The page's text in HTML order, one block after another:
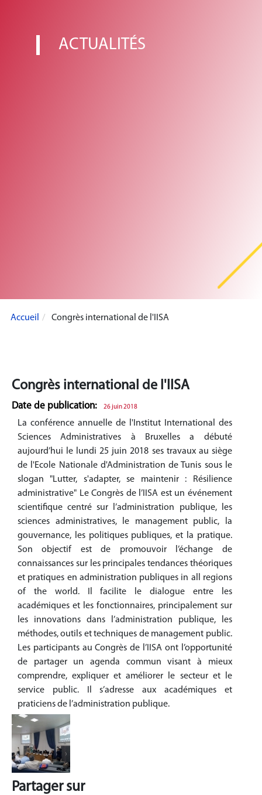
ACTUALITÉS
Accueil Congrès international de l'IISA
Congrès international de l'IISA
Date de publication: 26 juin 2018
La conférence annuelle de l'Institut International des
Sciences Administratives à Bruxelles a débuté
aujourd’hui le lundi 25 juin 2018 ses travaux au siège
de l'Ecole Nationale d'Administration de Tunis sous le
slogan "Lutter, s'adapter, se maintenir : Résilience
administrative" Le Congrès de l’IISA est un événement
scientifique centré sur l’administration publique, les
sciences administratives, le management public, la
gouvernance, les politiques publiques, et la pratique.
Son objectif est de promouvoir l’échange de
connaissances sur les principales tendances théoriques
et pratiques en administration publiques in all regions
of the world. Il facilite le dialogue entre les
académiques et les fonctionnaires, principalement sur
les innovations dans l’administration publique, les
méthodes, outils et techniques de management public.
Les participants au Congrès de l’IISA ont l’opportunité
de partager un agenda commun visant à mieux
comprendre, expliquer et améliorer le secteur et le
service public. Il s’adresse aux académiques et
praticiens de l’administration publique.
Partager sur